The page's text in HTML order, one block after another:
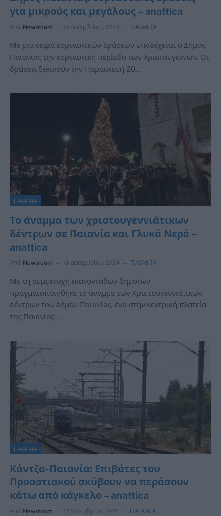
για μικρούς και μεγάλους – anattica
Από Newsroom 19 Δεκεμβρίου, 2024 ΠΑΙΑΝΙΑ
Με μια σειρά εορταστικών δράσεων υποδέχεται ο Δήμος
Παιανίας την εορταστική περίοδο των Χριστουγέννων. Οι
δράσεις ξεκινούν την Παρασκευή 20…
ΠΑΙΑΝΙΑ
Το άναμμα των χριστουγεννιάτικων
δέντρων σε Παιανία και Γλυκά Νερά –
anattica
Από Newsroom 18 Δεκεμβρίου, 2024 ΠΑΙΑΝΙΑ
Με τη συμμετοχή εκατοντάδων δημοτών
πραγματοποιήθηκε το άναμμα των Χριστουγεννιάτικων
Δέντρων του Δήμου Παιανίας, ένα στην κεντρική πλατεία
της Παιανίας…
ΠΑΙΑΝΙΑ
Κάντζα-Παιανία: Επιβάτες του
Προαστιακού σκύβουν να περάσουν
κάτω από κάγκελο – anattica
Από Newsroom 17 Δεκεμβρίου, 2024 ΠΑΙΑΝΙΑ